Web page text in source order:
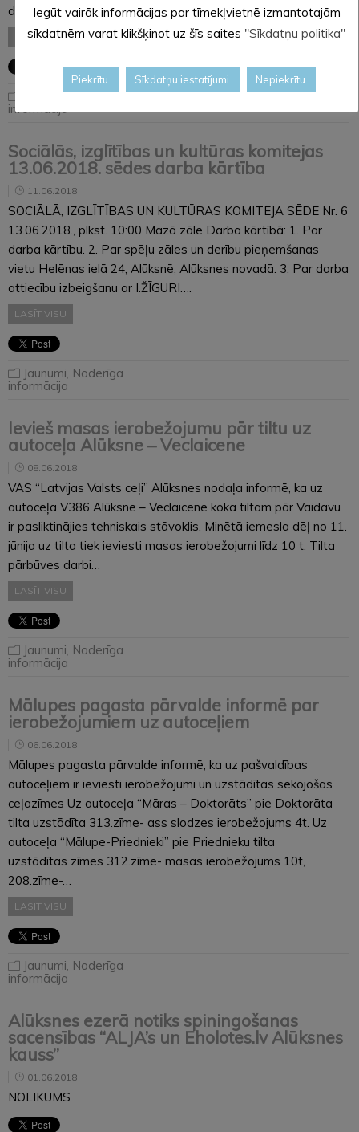
dvēseliski….
LASĪT VISU
Jaunumi,Noderīga
informācija
Sociālās, izglītības un kultūras komitejas
13.06.2018. sēdes darba kārtība
11.06.2018
SOCIĀLĀ, IZGLĪTĪBAS UN KULTŪRAS KOMITEJA SĒDE Nr. 6
13.06.2018., plkst. 10:00 Mazā zāle Darba kārtībā: 1. Par
darba kārtību. 2. Par spēļu zāles un derību pieņemšanas
vietu Helēnas ielā 24, Alūksnē, Alūksnes novadā. 3. Par darba
attiecību izbeigšanu ar I.ŽĪGURI….
LASĪT VISU
Jaunumi Noderīga
informācija
Ievieš masas ierobežojumu pār tiltu uz
autoceļa Alūksne – Veclaicene
08.06.2018
VAS “Latvijas Valsts ceļi” Alūksnes nodaļa informē, ka uz
autoceļa V386 Alūksne – Veclaicene koka tiltam pār Vaidavu
ir pasliktinājies tehniskais stāvoklis. Minētā iemesla dēļ no 11.
jūnija uz tilta tiek ieviesti masas ierobežojumi līdz 10 t. Tilta
pārbūves darbi…
LASĪT VISU
Jaunumi Noderīga
informācija
Mālupes pagasta pārvalde informē par
ierobežojumiem uz autoceļiem
06.06.2018
Mālupes pagasta pārvalde informē, ka uz pašvaldības
autoceļiem ir ieviesti ierobežojumi un uzstādītas sekojošas
ceļazīmes Uz autoceļa “Māras – Doktorāts” pie Doktorāta
tilta uzstādīta 313.zīme- ass slodzes ierobežojums 4t. Uz
autoceļa “Mālupe-Priednieki” pie Priednieku tilta
uzstādītas zīmes 312.zīme- masas ierobežojums 10t,
208.zīme-…
LASĪT VISU
Jaunumi Noderīga
informācija
Alūksnes ezerā notiks spiningošanas
sacensības “ALJA’s un Eholotes.lv Alūksnes
kauss”
01.06.2018
NOLIKUMS
Iegūt vairāk informācijas par tīmekļvietnē izmantotajām
sīkdatnēm varat klikšķinot uz šīs saites "Sīkdatņu politika"
Piekrītu Sīkdatņu iestatījumi Nepiekrītu